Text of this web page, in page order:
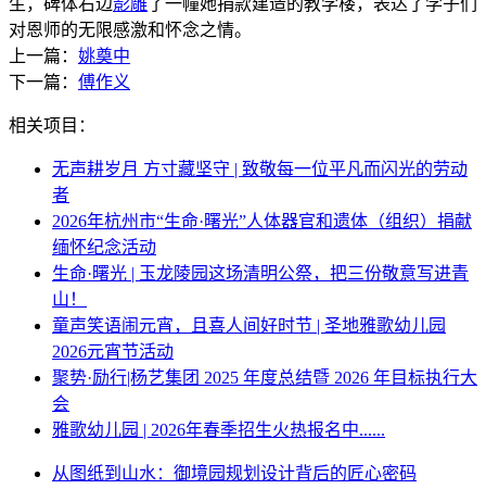
生，碑体右边影雕了一幢她捐款建造的教学楼，表达了学子们
对恩师的无限感激和怀念之情。
上一篇： 姚奠中
下一篇： 傅作义
相关项目：
无声耕岁月 方寸藏坚守 | 致敬每一位平凡而闪光的劳动
者
2026年杭州市“生命·曙光”人体器官和遗体（组织）捐献
缅怀纪念活动
生命·曙光 | 玉龙陵园这场清明公祭，把三份敬意写进青
山！
童声笑语闹元宵，且喜人间好时节 | 圣地雅歌幼儿园
2026元宵节活动
聚势·励行|杨艺集团 2025 年度总结暨 2026 年目标执行大
会
雅歌幼儿园 | 2026年春季招生火热报名中......
从图纸到山水：御境园规划设计背后的匠心密码